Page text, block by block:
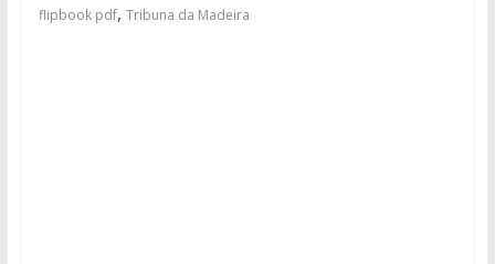
flipbook pdf, Tribuna da Madeira